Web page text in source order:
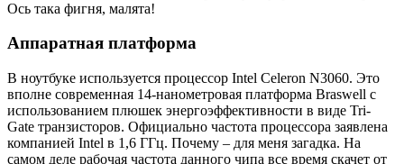
Ось така фигня, малята!
Аппаратная платформа
В ноутбуке используется процессор Intel Celeron N3060. Это
вполне современная 14-нанометровая платформа Braswell с
использованием плюшек энергоэффективности в виде Tri-
Gate транзисторов. Официально частота процессора заявлена
компанией Intel в 1,6 ГГц. Почему – для меня загадка. На
самом деле рабочая частота данного чипа все время скачет от